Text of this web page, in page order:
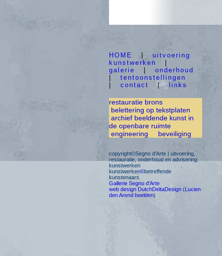
HOME
uitvoering
kunstwerken
galerie
onderhoud
tentoonstellingen
contact | links
restauratie brons
belettering op tekstplaten
archief beeldende kunst in
de openbare ruimte
engineering
beveiliging
copyright©Segno d'Arte | uitvoering,
restauratie, onderhoud en advisering
kunstwerken
kunstwerken©betreffende
kunstenaars
Gallerie Segno d'Arte
web design DutchDeltaDesign (Lucien
den Arend beelden)